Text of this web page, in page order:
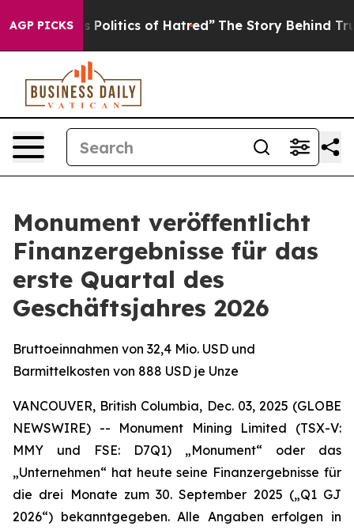
AGP PICKSof Hatred” The Story Behind Trump’s Terrible
Monument veröffentlicht
Finanzergebnisse für das
erste Quartal des
Geschäftsjahres 2026
Bruttoeinnahmen von 32,4 Mio. USD und
Barmittelkosten von 888 USD je Unze
VANCOUVER, British Columbia, Dec. 03, 2025 (GLOBE
NEWSWIRE) -- Monument Mining Limited (TSX-V:
MMY und FSE: D7Q1) „Monument“ oder das
„Unternehmen“ hat heute seine Finanzergebnisse für
die drei Monate zum 30. September 2025 („Q1 GJ
2026“) bekanntgegeben. Alle Angaben erfolgen in